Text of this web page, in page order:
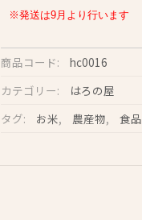
ヒ
リ
米
個
※発送は9月より行います
商品コード:
hc0016
カテゴリー:
はろの屋
タグ:
お米, 農産物, 食品